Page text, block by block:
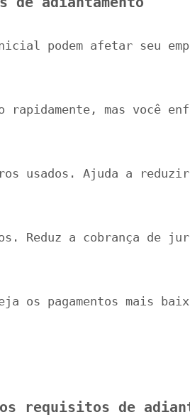
podem afetar seu
mas você
usados. Ajuda a
Reduz a cobrança de
os pagamentos mais
requisitos de